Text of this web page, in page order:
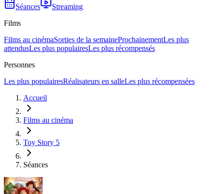
Séances
Streaming
Films
Films au cinémaSorties de la semaineProchainementLes plus
attendusLes plus populairesLes plus récompensés
Personnes
Les plus populairesRéalisateurs en salleLes plus récompensées
Accueil
Films au cinéma
Toy Story 5
Séances